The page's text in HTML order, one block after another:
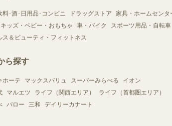
料･酒･日用品･コンビニ ドラッグストア
家具・ホームセンタ
キッズ・ベビー・おもちゃ 車・バイク
スポーツ用品・自転車
ス＆ビューティ・フィットネス
ら探す
ホーテ マックスバリュ スーパーみらべる
イオン
マルエツ ライフ（関西エリア）
ライフ（首都圏エリア）
バロー 三和 デイリーカナート